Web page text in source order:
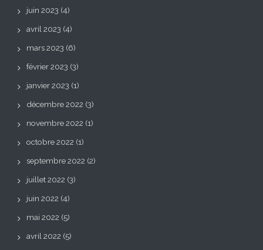
juin 2023 (4)
avril 2023 (4)
mars 2023 (6)
février 2023 (3)
janvier 2023 (1)
décembre 2022 (3)
novembre 2022 (1)
octobre 2022 (1)
septembre 2022 (2)
juillet 2022 (3)
juin 2022 (4)
mai 2022 (5)
avril 2022 (5)